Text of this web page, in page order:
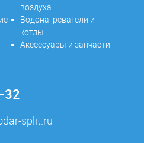
воздуха
Водонагреватели и
котлы
Аксессуары и запчасти
32
split.ru